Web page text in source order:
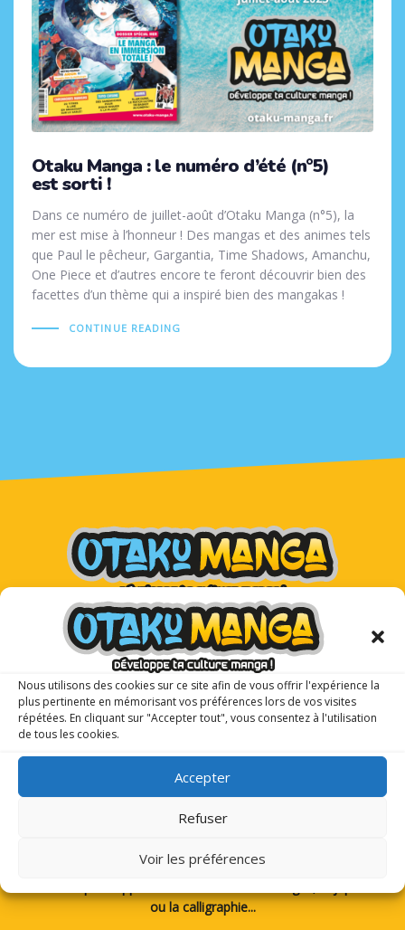
Nous utilisons des cookies sur ce site afin de vous offrir l'expérience la
plus pertinente en mémorisant vos préférences lors de vos visites
répétées. En cliquant sur "Accepter tout", vous consentez à l'utilisation
de tous les cookies.
Accepter
Refuser
Voir les préférences
Otaku Manga : le numéro d’été (n°5)
est sorti !
Dans ce numéro de juillet-août d’Otaku Manga (n°5), la
mer est mise à l’honneur ! Des mangas et des animes tels
que Paul le pêcheur, Gargantia, Time Shadows, Amanchu,
One Piece et d’autres encore te feront découvrir bien des
facettes d’un thème qui a inspiré bien des mangakas !
CONTINUE READING
Otaku Manga : le premier
magazine manga pour les ados !
ou la calligraphie...